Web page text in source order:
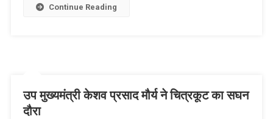
शहरों
को
Continue Reading
उप मुख्यमंत्री केशव प्रसाद मौर्य ने चित्रकूट का सघन
दौरा